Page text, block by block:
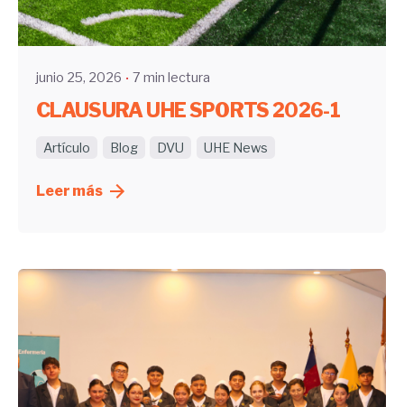
UHE
junio 25, 2026 7 min lectura
CLAUSURA UHE SPORTS 2026-1
Artículo Blog DVU UHE News
Leer más